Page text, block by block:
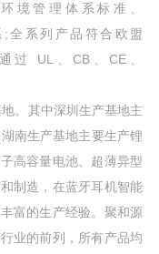
境管理体系标准、
;全系列产品符合欧盟
过 UL、CB、CE、
。其中深圳生产基地主
南生产基地主要生产锂
高容量电池、超薄异型
制造，在蓝牙耳机智能
富的生产经验。聚和源
业的前列，所有产品均